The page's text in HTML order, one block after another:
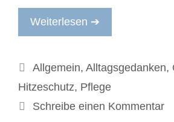
Weiterlesen ➔
Kategorien
Allgemein, Alltagsgedanken,
Hitzeschutz, Pflege
Schreibe einen Kommentar